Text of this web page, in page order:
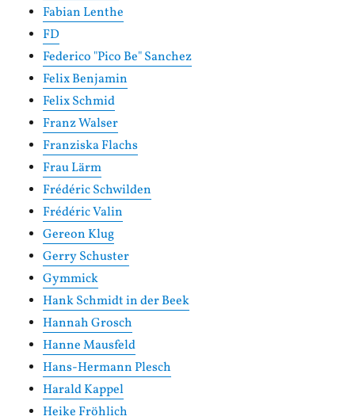
Fabian Lenthe
FD
Federico "Pico Be" Sanchez
Felix Benjamin
Felix Schmid
Franz Walser
Franziska Flachs
Frau Lärm
Frédéric Schwilden
Frédéric Valin
Gereon Klug
Gerry Schuster
Gymmick
Hank Schmidt in der Beek
Hannah Grosch
Hanne Mausfeld
Hans-Hermann Plesch
Harald Kappel
Heike Fröhlich